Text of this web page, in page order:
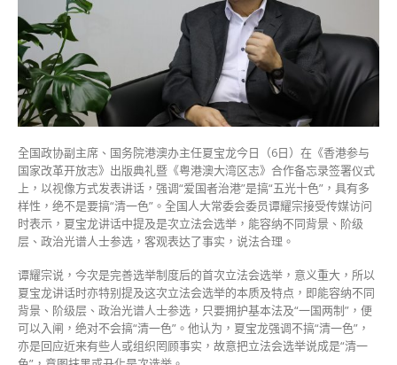
讲
话
属
客
观
事
实
调
不
搞
“清
一
色”
回
应
抹
黑
立
选
全国政协副主席、国务院港澳办主任夏宝龙今日（6日）在《香港参与
国家改革开放志》出版典礼暨《粤港澳大湾区志》合作备忘录签署仪式
上，以视像方式发表讲话，强调“爱国者治港”是搞“五光十色”，具有多
样性，绝不是要搞“清一色”。全国人大常委会委员谭耀宗接受传媒访问
时表示，夏宝龙讲话中提及是次立法会选举，能容纳不同背景、阶级
层、政治光谱人士参选，客观表达了事实，说法合理。
谭耀宗说，今次是完善选举制度后的首次立法会选举，意义重大，所以
夏宝龙讲话时亦特别提及这次立法会选举的本质及特点，即能容纳不同
背景、阶级层、政治光谱人士参选，只要拥护基本法及“一国两制”，便
可以入闸，绝对不会搞“清一色”。他认为，夏宝龙强调不搞“清一色”，
亦是回应近来有些人或组织罔顾事实，故意把立法会选举说成是“清一